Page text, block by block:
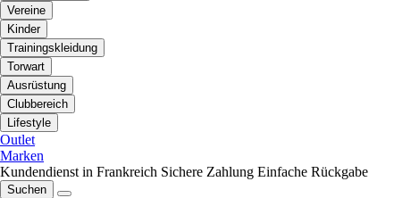
Vereine
Kinder
Trainingskleidung
Torwart
Ausrüstung
Clubbereich
Lifestyle
Outlet
Marken
Kundendienst in Frankreich Sichere Zahlung Einfache Rückgabe
Suchen